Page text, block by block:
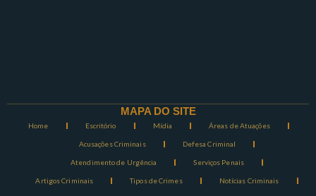
MAPA DO SITE
Home Escritório Mídia Áreas de Atuações
Acusações Criminais Defesa Criminal
Atendimento de Urgência Serviços Penais
Artigos Criminais Tipos de Crimes Notícias Criminais